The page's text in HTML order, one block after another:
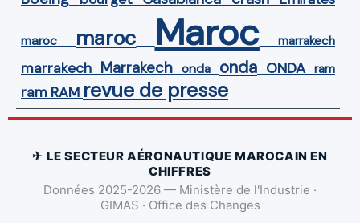
maroc maroc Maroc marrakech
marrakech Marrakech onda onda ONDA ram
ram RAM revue de presse
✈ LE SECTEUR AÉRONAUTIQUE MAROCAIN EN
CHIFFRES
Données 2025-2026 — Ministère de l'Industrie ·
GIMAS · Office des Changes